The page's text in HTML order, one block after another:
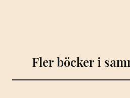
Fler böcker i